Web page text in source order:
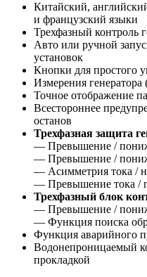
Китайский,
и французский языки
Трехфазный контроль
Авто или ручной
установок
Кнопки для простого
Измерения
Точное отображение
Всестороннее
останов
Трехфазная защита
— Превышение /
— Превышение /
— Асимметрия тока /
— Превышение тока /
Трехфазный блок
— Превышение /
— Функция поиска
Функция аварийного
Водонепроницаемый
прокладкой